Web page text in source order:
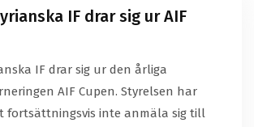
IF drar sig ur AIF
IF drar sig ur den årliga
AIF Cupen. Styrelsen har
fortsättningsvis inte anmäla sig till